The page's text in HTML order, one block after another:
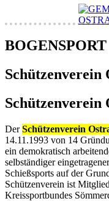
Inhalt
BOGENSPORT
Schützenverein
Schützenverein
DerSchützenverein
14.11.1993 von 14
ein demokratisch
selbständiger
Schießsports auf der
Schützenverein ist
Kreissportbundes